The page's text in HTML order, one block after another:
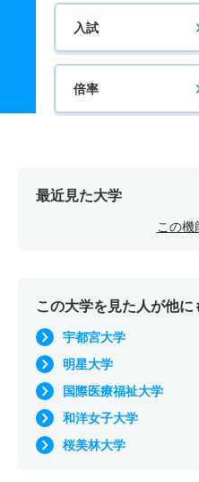
入試
倍率
最近見た大学
この機
この大学を見た人が他
宇都宮大学
明星大学
国際医療福祉大学
和洋女子大学
桜美林大学